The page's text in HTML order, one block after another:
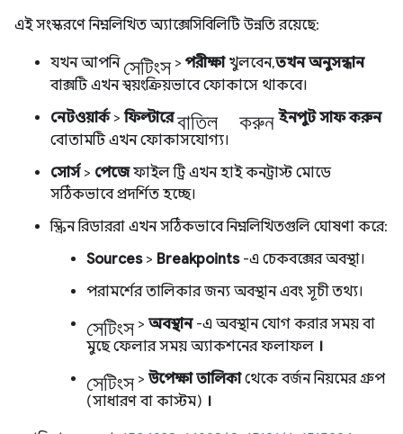
এই সংস্করণে নিম্নলিখিত অ্যাক্সেসিবিলিটি উন্নতি রয়েছে:
যখন আপনি সেটিংস> পরীক্ষাখুলবেন,তখন অনুসন্ধান
বাক্সটি এখন স্বয়ংক্রিয়ভাবে ফোকাসে থাকবে।
নেটওয়ার্ক>ফিল্টারে বাতিল করুন ইনপুট সাফ করুন
বোতামটি এখন ফোকাসযোগ্য।
সোর্স> পেজেফাইল ট্রি এখন হাই কনট্রাস্ট মোডে
সঠিকভাবে প্রদর্শিত হচ্ছে।
স্ক্রিন রিডাররা এখন সঠিকভাবে নিম্নলিখিতগুলি ঘোষণা করে:
Sources> Breakpoints-এ চেকবক্সের অবস্থা।
পরামর্শের তালিকার জন্য অবস্থান এবং সূচী তথ্য।
সেটিংস> অবস্থান-এ অবস্থান যোগ করার সময় বা
মুছে ফেলার সময় অ্যাকশনের ফলাফল ।
সেটিংস> উপেক্ষা তালিকাথেকে বর্জন নিয়মের গ্রুপ
(সাধারণ বা কাস্টম) ।